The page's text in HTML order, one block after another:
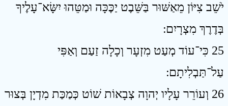
יֹשֵׁב צִיּוֹן מֵאַשּׁוּר בַּשֵּׁבֶט יַכֶּכָּה וּמַטֵּהוּ יִשָּׂא־עָלֶיךָ
בְּדֶרֶךְ מִצְרָיִם ׃
25 כִּי־עוֹד מְעַט מִזְעָר וְכָלָה זַעַם וְאַפִּי
עַל־תַּבְלִיתָם ׃
26 וְעוֹרֵר עָלָיו יְהוָה צְבָאוֹת שׁוֹט כְּמַכַּת מִדְיָן בְּצוּר